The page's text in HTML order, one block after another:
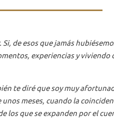
de esos que jamás
experiencias y
te diré que soy muy
meses, cuando la
los que se expanden por el